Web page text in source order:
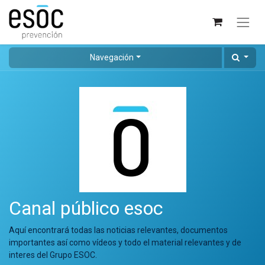
Navegación
Canal público esoc
Aquí encontrará todas las noticias relevantes, documentos
importantes así como vídeos y todo el material relevantes y de
interes del Grupo ESOC.